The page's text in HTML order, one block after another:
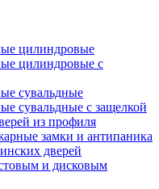
цилиндровые
цилиндровые с
сувальдные
сувальдные с защелкой
из профиля
замки и антипаника
дверей
и дисковым